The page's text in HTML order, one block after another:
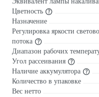
Цветность
Назначение
Регулировка яркости
потока
Диапазон рабочих
Угол рассеивания
Наличие аккумулятора
Количество в упаковке
Вес нетто